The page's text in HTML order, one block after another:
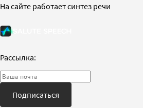
На сайте работает синтез речи
Рассылка:
Подписаться